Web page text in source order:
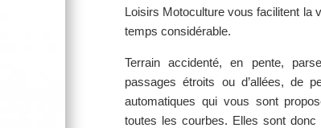
Loisirs Motoculture vous facilitent la
temps considérable.
Terrain accidenté, en pente,
passages étroits ou d’allées, de
automatiques qui vous sont
toutes les courbes. Elles sont